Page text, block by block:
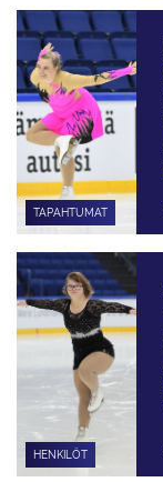
TAPAHTUMAT
HENKILÖT